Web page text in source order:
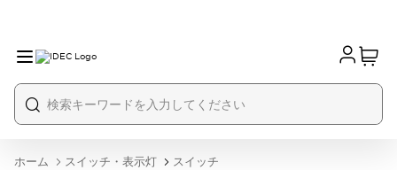
ホーム スイッチ・表示灯
スイッチ